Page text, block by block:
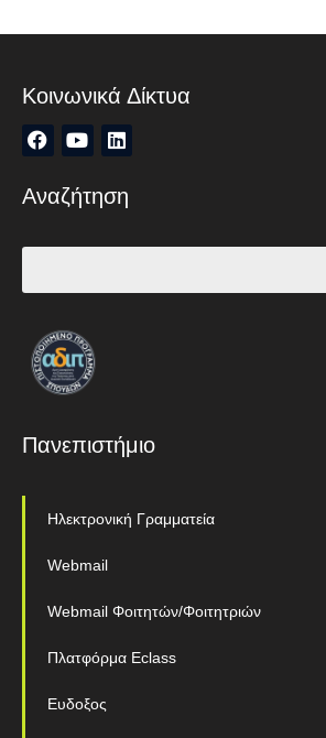
Κοινωνικά Δίκτυα
Αναζήτηση
Πανεπιστήμιο
Ηλεκτρονική Γραμματεία
Webmail
Webmail Φοιτητών/Φοιτητριών
Πλατφόρμα Eclass
Ευδοξος